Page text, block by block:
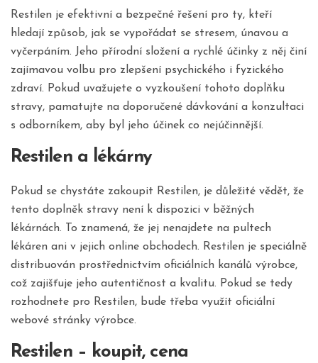
Restilen je efektivní a bezpečné řešení pro ty, kteří
hledají způsob, jak se vypořádat se stresem, únavou a
vyčerpáním. Jeho přírodní složení a rychlé účinky z něj činí
zajímavou volbu pro zlepšení psychického i fyzického
zdraví. Pokud uvažujete o vyzkoušení tohoto doplňku
stravy, pamatujte na doporučené dávkování a konzultaci
s odborníkem, aby byl jeho účinek co nejúčinnější.
Restilen a lékárny
Pokud se chystáte zakoupit Restilen, je důležité vědět, že
tento doplněk stravy není k dispozici v běžných
lékárnách. To znamená, že jej nenajdete na pultech
lékáren ani v jejich online obchodech. Restilen je speciálně
distribuován prostřednictvím oficiálních kanálů výrobce,
což zajišťuje jeho autentičnost a kvalitu. Pokud se tedy
rozhodnete pro Restilen, bude třeba využít oficiální
webové stránky výrobce.
Restilen – koupit, cena